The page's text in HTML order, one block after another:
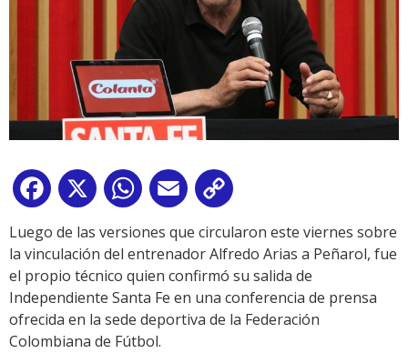
Facebook
X WhatsApp
Email
Link
Luego de las versiones que circularon este viernes sobre
la vinculación del entrenador Alfredo Arias a Peñarol, fue
el propio técnico quien confirmó su salida de
Independiente Santa Fe en una conferencia de prensa
ofrecida en la sede deportiva de la Federación
Colombiana de Fútbol.